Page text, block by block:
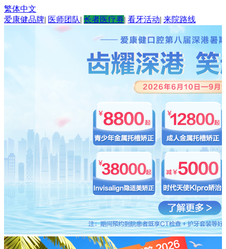
繁体中文
爱康健品牌| 医师团队| 长者医疗券| 看牙活动| 来院路线